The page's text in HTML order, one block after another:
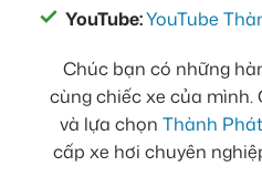
YouTube:YouTube
Chúc bạn có những
cùng chiếc xe của
và lựa chọn Thành
cấp xe hơi chuyên